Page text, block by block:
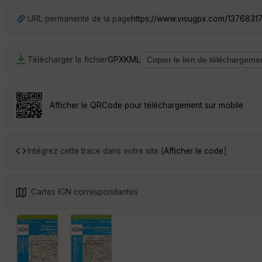
URL permanente de la pagehttps://www.visugpx.com/
Télécharger le fichierGPXKML
Afficher le QRCode pour téléchargement sur mobile
Intégrez cette trace dans votre site [Afficher le code]
Cartes IGN correspondantes